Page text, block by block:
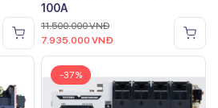
100A
11.500.000VNĐ
7.935.000 VNĐ
-37%